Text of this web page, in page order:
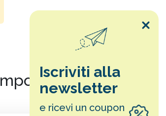
Iscriviti alla
newsletter
e ricevi un coupon
reale